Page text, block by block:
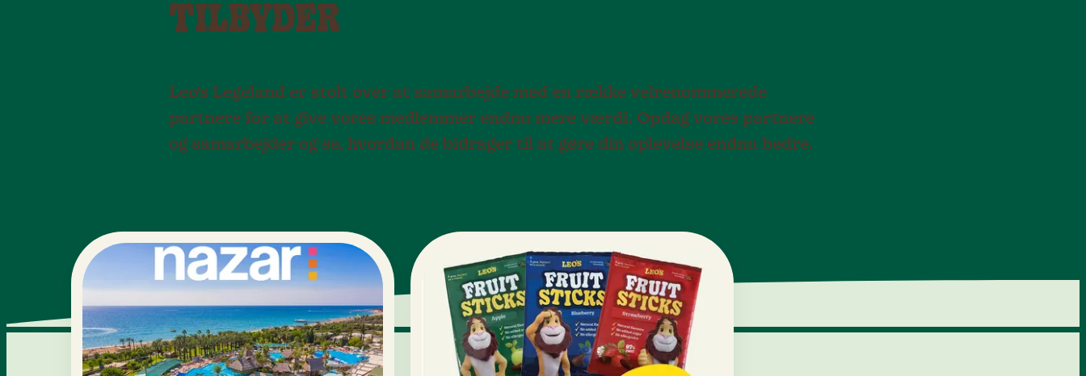
TILBYDER
Leo's Legeland er stolt over at samarbejde med en række velrenommerede
partnere for at give vores medlemmer endnu mere værdi. Opdag vores partnere
og samarbejder og se, hvordan de bidrager til at gøre din oplevelse endnu bedre.